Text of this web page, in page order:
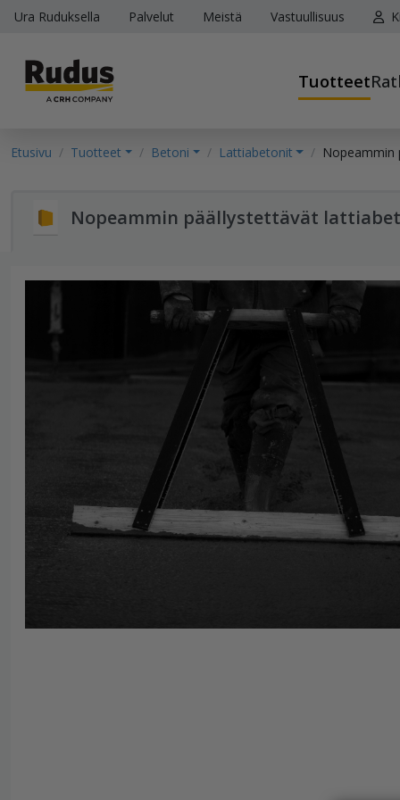
Ura Ruduksella Palvelut Meistä Vastuullisuus
Tuotteet
Etusivu Tuotteet Betoni Lattiabetonit Nopeammin
Nopeammin päällystettävät